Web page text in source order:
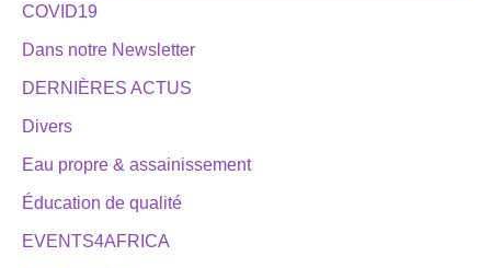
COVID19
Dans notre Newsletter
DERNIÈRES ACTUS
Divers
Eau propre & assainissement
Éducation de qualité
EVENTS4AFRICA